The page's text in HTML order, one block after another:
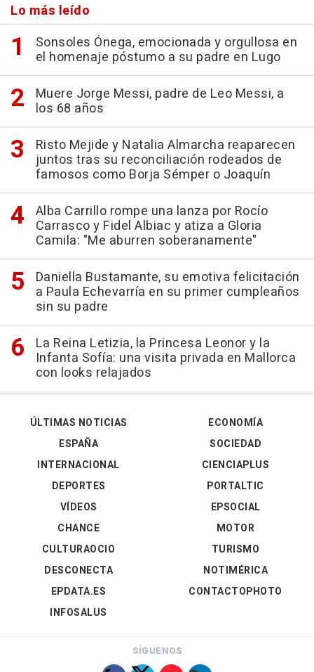
Lo más leído
Sonsoles Ónega, emocionada y orgullosa en
el homenaje póstumo a su padre en Lugo
Muere Jorge Messi, padre de Leo Messi, a
los 68 años
Risto Mejide y Natalia Almarcha reaparecen
juntos tras su reconciliación rodeados de
famosos como Borja Sémper o Joaquín
Alba Carrillo rompe una lanza por Rocío
Carrasco y Fidel Albiac y atiza a Gloria
Camila: "Me aburren soberanamente"
Daniella Bustamante, su emotiva felicitación
a Paula Echevarría en su primer cumpleaños
sin su padre
La Reina Letizia, la Princesa Leonor y la
Infanta Sofía: una visita privada en Mallorca
con looks relajados
ÚLTIMAS NOTICIAS
ESPAÑA
INTERNACIONAL
DEPORTES
VÍDEOS
ECONOMÍA
SOCIEDAD
CIENCIAPLUS
PORTALTIC
EPSOCIAL
CHANCE
CULTURAOCIO
DESCONECTA
EPDATA.ES
INFOSALUS
MOTOR
TURISMO
NOTIMÉRICA
CONTACTOPHOTO
SÍGUENOS